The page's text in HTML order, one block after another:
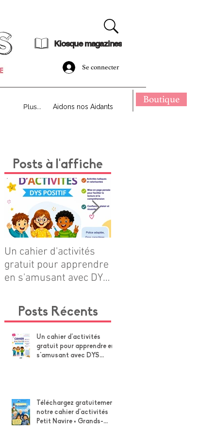
Kiosque magazines
Se connecter
Plus...
Boutique
Aidons nos Aidants
Posts à l'affiche
Un cahier d'activités
gratuit pour apprendre
en s'amusant avec DYS
Posts Récents
Un cahier d'activités
gratuit pour apprendre en
s'amusant avec DYS
Téléchargez gratuitement
notre cahier d'activités
Petit Navire × Grands-